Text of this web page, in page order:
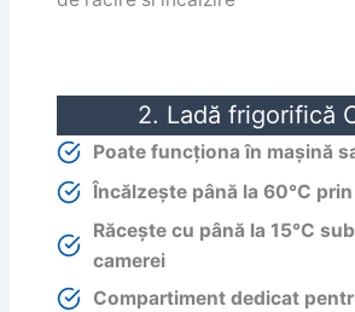
2. Ladă frigorifică
Poate funcționa în mașină
Încălzește până la 60°C
Răcește cu până la 15°C
camerei
Compartiment dedicat